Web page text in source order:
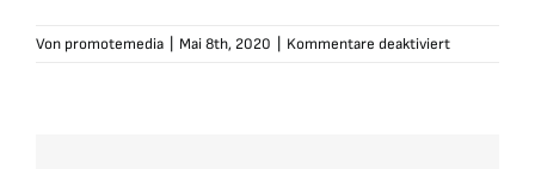
Von promotemedia Mai 8th, 2020 Kommentare deaktiviertfür